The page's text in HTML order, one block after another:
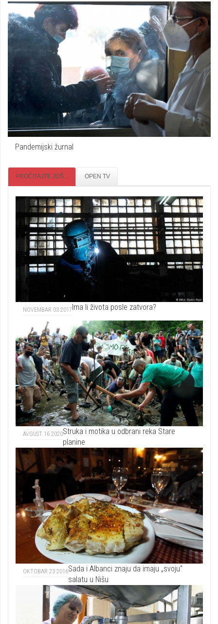
Pandemijski žurnal
PROČITAJTE JOŠ... OPEN TV
NOVEMBAR 03 2017Ima li života posle zatvora?
AVGUST 16 2020Struka i motika u odbrani reka Stare
planine
OKTOBAR 23 2016Sada i Albanci znaju da imaju „svoju“
salatu u Nišu